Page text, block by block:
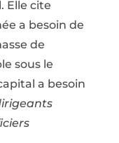
Elle cite
a besoin de
de
sous le
a besoin